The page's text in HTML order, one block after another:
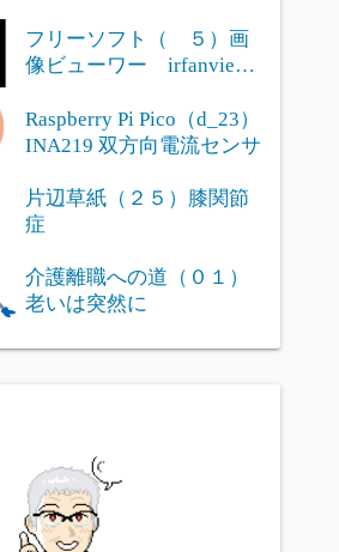
フリーソフト（ ５）画
像ビューワー irfanview
Raspberry Pi Pico（d_23）
INA219 双方向電流センサ
片辺草紙（２５）膝関節
症
介護離職への道（０１）
老いは突然に